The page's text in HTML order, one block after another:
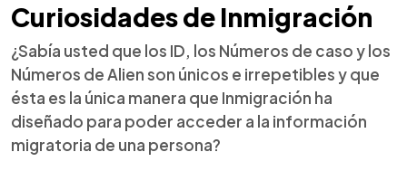
Curiosidades de Inmigración
¿Sabía usted que los ID, los Números de caso y los
Números de Alien son únicos e irrepetibles y que
ésta es la única manera que Inmigración ha
diseñado para poder acceder a la información
migratoria de una persona?